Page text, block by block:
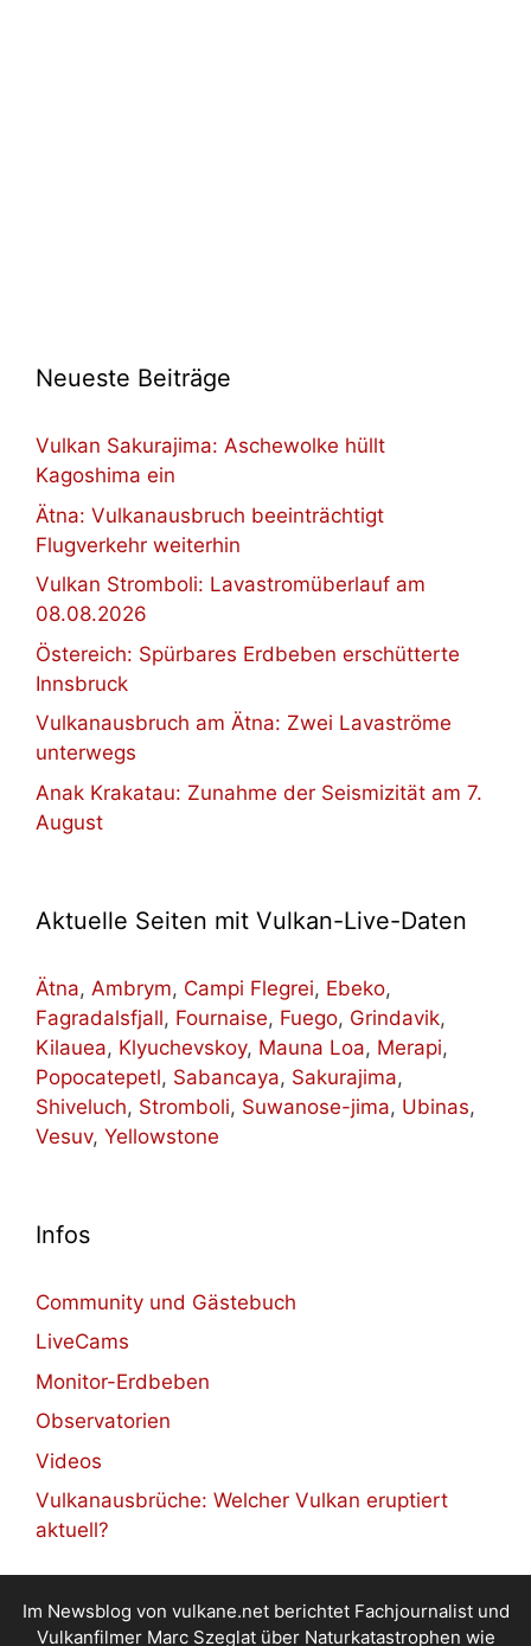
Neueste Beiträge
Vulkan Sakurajima: Aschewolke hüllt
Kagoshima ein
Ätna: Vulkanausbruch beeinträchtigt
Flugverkehr weiterhin
Vulkan Stromboli: Lavastromüberlauf am
08.08.2026
Östereich: Spürbares Erdbeben erschütterte
Innsbruck
Vulkanausbruch am Ätna: Zwei Lavaströme
unterwegs
Anak Krakatau: Zunahme der Seismizität am 7.
August
Aktuelle Seiten mit Vulkan-Live-Daten
Ätna, Ambrym, Campi Flegrei, Ebeko,
Fagradalsfjall, Fournaise, Fuego, Grindavik,
Kilauea, Klyuchevskoy, Mauna Loa, Merapi,
Popocatepetl, Sabancaya, Sakurajima,
Shiveluch, Stromboli, Suwanose-jima, Ubinas,
Vesuv, Yellowstone
Infos
Community und Gästebuch
LiveCams
Monitor-Erdbeben
Observatorien
Videos
Vulkanausbrüche: Welcher Vulkan eruptiert
aktuell?
Im Newsblog von vulkane.net berichtet Fachjournalist und
Vulkanfilmer Marc Szeglat über Naturkatastrophen wie